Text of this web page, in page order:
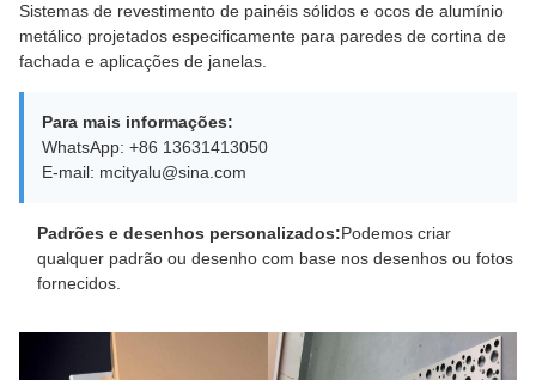
Sistemas de revestimento de painéis sólidos e ocos de alumínio
metálico projetados especificamente para paredes de cortina de
fachada e aplicações de janelas.
Para mais informações:
WhatsApp: +86 13631413050
E-mail: mcityalu@sina.com
Padrões e desenhos personalizados:Podemos criar
qualquer padrão ou desenho com base nos desenhos ou fotos
fornecidos.